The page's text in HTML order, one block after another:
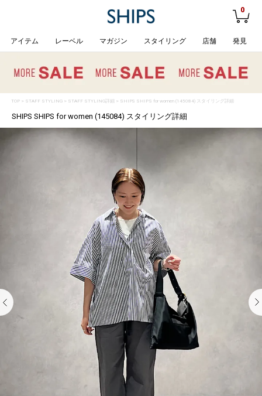
0
アイテム レーベル マガジン スタイリング 店舗 発見
TOP> STAFF STYLING> STAFF STYLING詳細 > SHIPS SHIPS for women (145084) スタイリング詳細
SHIPS SHIPS for women (145084) スタイリング詳細